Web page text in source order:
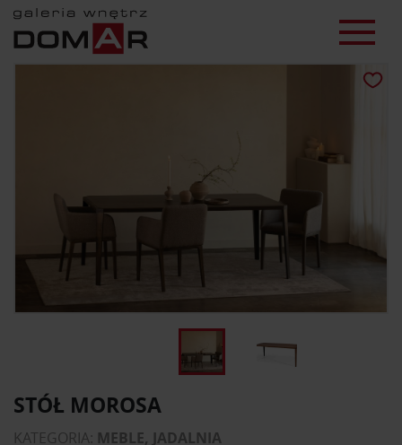
STÓŁ MOROSA
KATEGORIA: MEBLE, JADALNIA